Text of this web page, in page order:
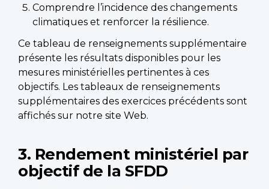
Comprendre l’incidence des changements
climatiques et renforcer la résilience.
Ce tableau de renseignements supplémentaire
présente les résultats disponibles pour les
mesures ministérielles pertinentes à ces
objectifs. Les tableaux de renseignements
supplémentaires des exercices précédents sont
affichés sur notre site Web.
3. Rendement ministériel par
objectif de la SFDD